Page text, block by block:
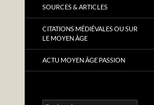
SOURCES & ARTICLES
CITATIONS MÉDIÉVALES OU SUR
LE MOYEN ÂGE
ACTU MOYEN ÂGE PASSION